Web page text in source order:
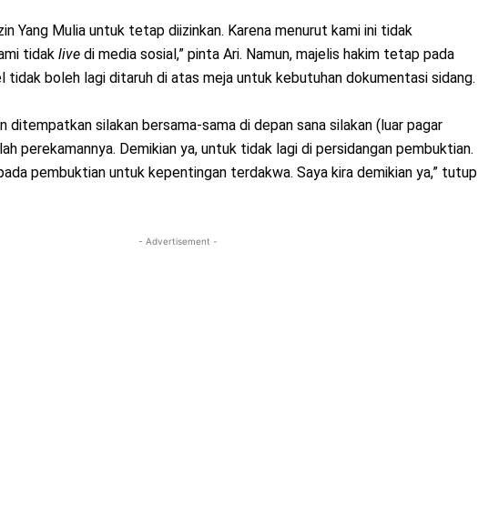
Yang Mulia untuk tetap diizinkan. Karena menurut kami ini tidak
tidak live di media sosial,” pinta Ari. Namun, majelis hakim tetap pada
tidak boleh lagi ditaruh di atas meja untuk kebutuhan dokumentasi sidang.
ditempatkan silakan bersama-sama di depan sana silakan (luar pagar
perekamannya. Demikian ya, untuk tidak lagi di persidangan pembuktian.
pembuktian untuk kepentingan terdakwa. Saya kira demikian ya,” tutup
- Advertisement -